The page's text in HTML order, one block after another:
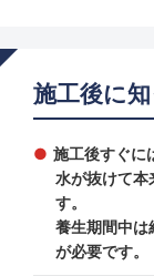
施工後に
施工後すぐに
水が抜けて本
す。
養生期間中は
が必要です。